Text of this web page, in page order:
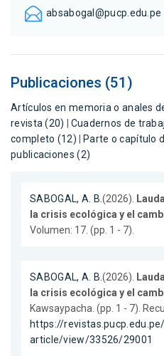
absabogal@pucp.edu.pe
Publicaciones (51)
Artículos en memoria o anales
revista (20)
Cuadernos de
completo (12)
Parte o capítulo
publicaciones (2)
SABOGAL, A. B.(2026).
la crisis ecológica y el
Volumen: 17. (pp. 1 - 7).
SABOGAL, A. B.(2026).
la crisis ecológica y el
Kawsaypacha. (pp. 1 - 7).
https://
article/view/33526/29001